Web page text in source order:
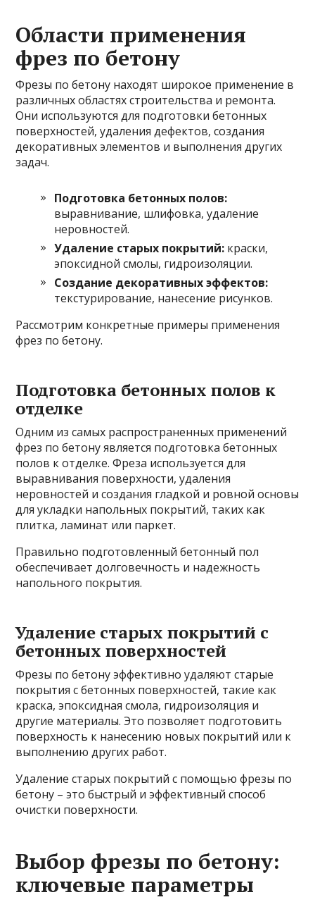
Области применения
фрез по бетону
Фрезы по бетону находят широкое применение в
различных областях строительства и ремонта.
Они используются для подготовки бетонных
поверхностей, удаления дефектов, создания
декоративных элементов и выполнения других
задач.
Подготовка бетонных полов:
выравнивание, шлифовка, удаление
неровностей.
Удаление старых покрытий: краски,
эпоксидной смолы, гидроизоляции.
Создание декоративных эффектов:
текстурирование, нанесение рисунков.
Рассмотрим конкретные примеры применения
фрез по бетону.
Подготовка бетонных полов к
отделке
Одним из самых распространенных применений
фрез по бетону является подготовка бетонных
полов к отделке. Фреза используется для
выравнивания поверхности, удаления
неровностей и создания гладкой и ровной основы
для укладки напольных покрытий, таких как
плитка, ламинат или паркет.
Правильно подготовленный бетонный пол
обеспечивает долговечность и надежность
напольного покрытия.
Удаление старых покрытий с
бетонных поверхностей
Фрезы по бетону эффективно удаляют старые
покрытия с бетонных поверхностей, такие как
краска, эпоксидная смола, гидроизоляция и
другие материалы. Это позволяет подготовить
поверхность к нанесению новых покрытий или к
выполнению других работ.
Удаление старых покрытий с помощью фрезы по
бетону – это быстрый и эффективный способ
очистки поверхности.
Выбор фрезы по бетону:
ключевые параметры